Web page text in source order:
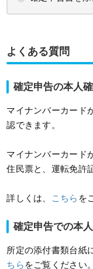
よくある質問
確定申告の本人
マイナンバーカード
認できます。
マイナンバーカード
住民票と、運転免許
詳しくは、 こちら を
確定申告での本
所定の添付書類台紙
ちら をご覧ください。